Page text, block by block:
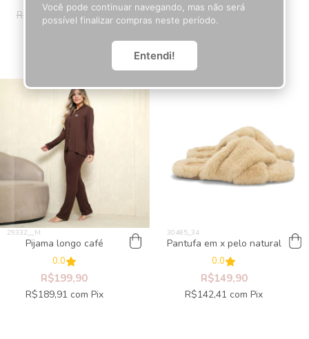
R$149,90 R$59,96 0.0
R$169,90
R$64,56
Pijama longo café
0.0
R$199,90
R$189,91 com Pix
Pantufa em x pelo natural
0.0
R$149,90
R$142,41 com Pix
Você pode continuar navegando, mas não será
possível finalizar compras neste período.
Entendi!